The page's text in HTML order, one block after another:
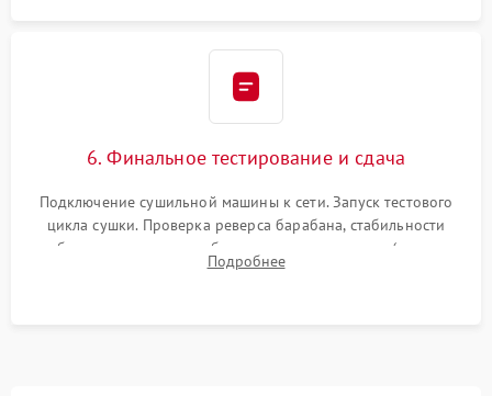
6. Финальное тестирование и сдача
Подключение сушильной машины к сети. Запуск тестового
цикла сушки. Проверка реверса барабана, стабильности
набора температуры, работы дренажного насоса (откачка
конденсата) и отсутствия посторонних скрипов, стуков или
Подробнее